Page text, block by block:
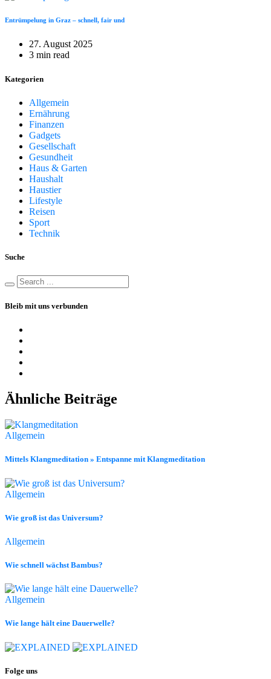
Entrümpelung in Graz – schnell, fair und
27. August 2025
3 min read
Kategorien
Allgemein
Ernährung
Finanzen
Gadgets
Gesellschaft
Gesundheit
Haus & Garten
Haushalt
Haustier
Lifestyle
Reisen
Sport
Technik
Suche
Bleib mit uns verbunden
Ähnliche Beiträge
Allgemein
Mittels Klangmeditation » Entspanne mit Klangmeditation
Allgemein
Wie groß ist das Universum?
Allgemein
Wie schnell wächst Bambus?
Allgemein
Wie lange hält eine Dauerwelle?
Folge uns